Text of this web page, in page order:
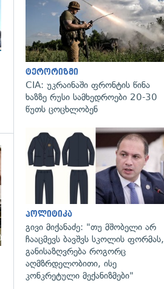
ტერორიზმი
CIA: უკრაინაში ფრონტის წინა
ხაზზე რუსი სამხედროები 20-30
წუთს ცოცხლობენ
პოლიტიკა
გივი მიქანაძე: "თუ მშობელი არ
ჩააცმევს ბავშვს სკოლის ფორმას,
განისაზღვრება როგორც
აღმზრდელობითი, ისე
კონკრეტული მექანიზმები"